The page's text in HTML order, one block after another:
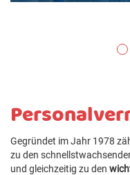
Gegründet im Jahr 1978
zu den
und gleichzeitig zu den